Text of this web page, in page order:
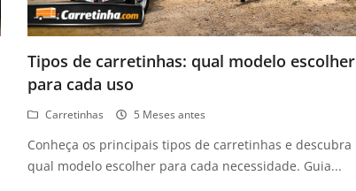
Tipos de carretinhas: qual modelo escolher
para cada uso
Carretinhas 5 Meses antes
Conheça os principais tipos de carretinhas e descubra
qual modelo escolher para cada necessidade. Guia...